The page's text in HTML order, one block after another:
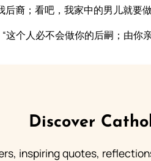
后裔；看吧，我家中的男儿就要
这个人必不会做你的后嗣；由你
Discover
inspiring quotes,